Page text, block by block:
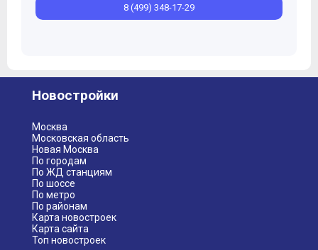
8 (499) 348-17-29
Новостройки
Москва
Московская область
Новая Москва
По городам
По ЖД станциям
По шоссе
По метро
По районам
Карта новостроек
Карта сайта
Топ новостроек